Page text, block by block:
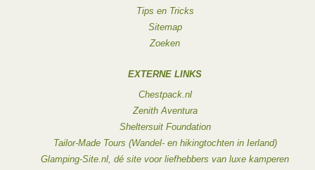
Tips en Tricks
Sitemap
Zoeken
EXTERNE LINKS
Chestpack.nl
Zenith Aventura
Sheltersuit Foundation
Tailor-Made Tours (Wandel- en hikingtochten in Ierland)
Glamping-Site.nl, dé site voor liefhebbers van luxe kamperen